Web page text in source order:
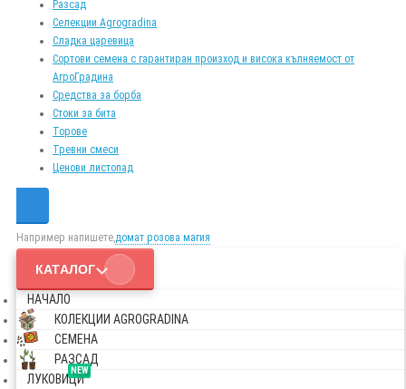
Разсад
Селекции Agrogradina
Сладка царевица
Сортови семена с гарантиран произход и висока кълняемост от
АгроГрадина
Средства за борба
Стоки за бита
Торове
Тревни смеси
Ценови листопад
Например напишете,домат розова магия
КАТАЛОГ
НАЧАЛО
КОЛЕКЦИИ AGROGRADINA
СЕМЕНА
РАЗСАД
NEW
ЛУКОВИЦИ